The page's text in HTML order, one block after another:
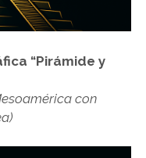
“Pirámide y
con